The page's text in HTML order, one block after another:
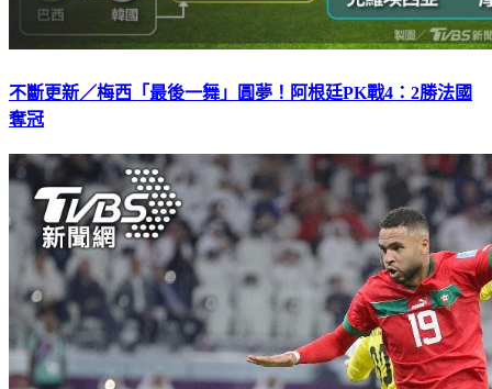
不斷更新／梅西「最後一舞」圓夢！阿根廷PK戰4：2勝法國
奪冠